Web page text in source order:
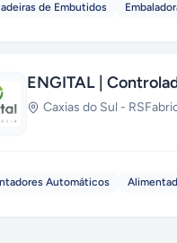
de Embutidos
ENGITAL |
Caxias do Sul - RS
Automáticos